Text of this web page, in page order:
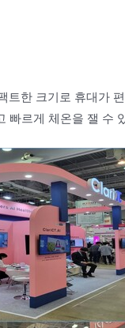
트한 크기로 휴대가
빠르게 체온을 잴 수